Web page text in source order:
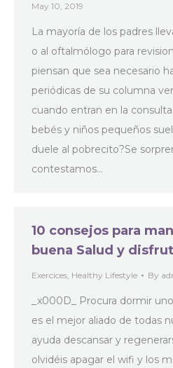
May 10, 2019
La mayoría de los padres
o al oftalmólogo para
piensan que sea necesario
periódicas de su columna
cuando entran en la
bebés y niños pequeños
duele al pobrecito?Se
contestamos…
10 consejos para
buena Salud y
Exercices, Healthy Lifestyle By
_x000D_ Procura dormir
es el mejor aliado de todas
ayuda descansar y
olvidéis apagar el wifi y los